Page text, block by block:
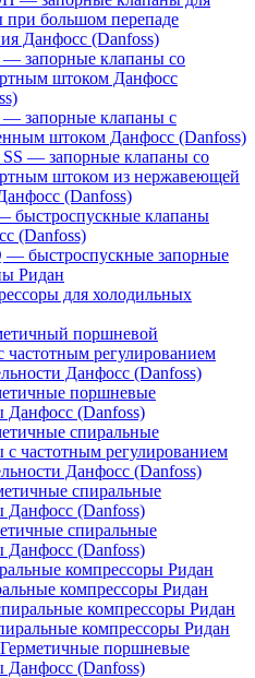
при большом перепаде
Данфосс (Danfoss)
— запорные клапаны со
штоком Данфосс
— запорные клапаны с
штоком Данфосс (Danfoss)
SS — запорные клапаны со
штоком из нержавеющей
(Danfoss)
быстроспускные клапаны
(Danfoss)
— быстроспускные запорные
Ридан
для холодильных
поршневой
частотным регулированием
Данфосс (Danfoss)
поршневые
Данфосс (Danfoss)
спиральные
с частотным регулированием
Данфосс (Danfoss)
спиральные
Данфосс (Danfoss)
спиральные
Данфосс (Danfoss)
компрессоры Ридан
компрессоры Ридан
компрессоры Ридан
компрессоры Ридан
поршневые
Данфосс (Danfoss)